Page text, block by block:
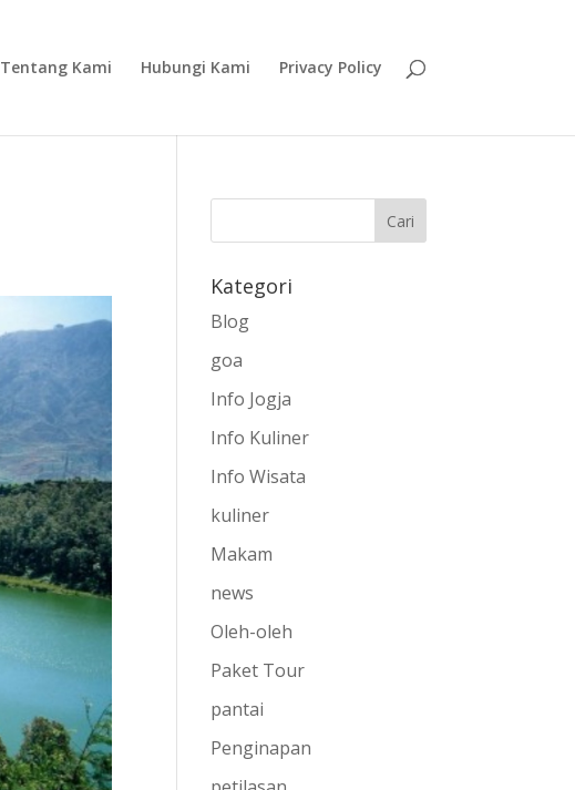
Tentang Kami Hubungi Kami Privacy Policy
Kategori
Blog
goa
Info Jogja
Info Kuliner
Info Wisata
kuliner
Makam
news
Oleh-oleh
Paket Tour
pantai
Penginapan